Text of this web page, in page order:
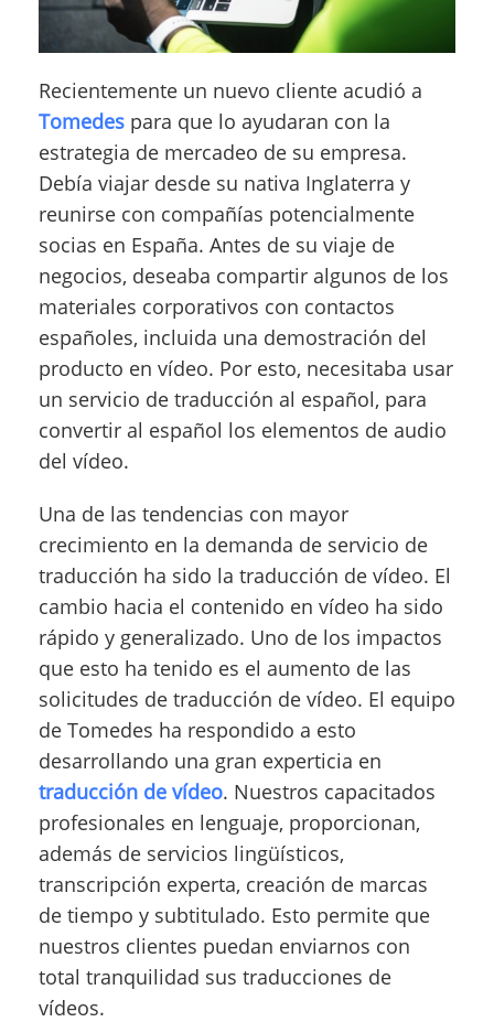
Recientemente un nuevo cliente acudió a
Tomedes para que lo ayudaran con la
estrategia de mercadeo de su empresa.
Debía viajar desde su nativa Inglaterra y
reunirse con compañías potencialmente
socias en España. Antes de su viaje de
negocios, deseaba compartir algunos de los
materiales corporativos con contactos
españoles, incluida una demostración del
producto en vídeo. Por esto, necesitaba usar
un servicio de traducción al español, para
convertir al español los elementos de audio
del vídeo.
Una de las tendencias con mayor
crecimiento en la demanda de servicio de
traducción ha sido la traducción de vídeo. El
cambio hacia el contenido en vídeo ha sido
rápido y generalizado. Uno de los impactos
que esto ha tenido es el aumento de las
solicitudes de traducción de vídeo. El equipo
de Tomedes ha respondido a esto
desarrollando una gran experticia en
traducción de vídeo. Nuestros capacitados
profesionales en lenguaje, proporcionan,
además de servicios lingüísticos,
transcripción experta, creación de marcas
de tiempo y subtitulado. Esto permite que
nuestros clientes puedan enviarnos con
total tranquilidad sus traducciones de
vídeos.